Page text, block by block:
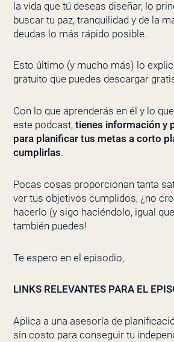
la vida que tú deseas diseñar, lo
buscar tu paz, tranquilidad y de la
deudas lo más rápido posible.
Esto último (y mucho más) lo
gratuito que puedes descargar
Con lo que aprenderás en él y lo
este podcast, tienes información y
para planificar tus metas a corto
cumplirlas.
Pocas cosas proporcionan tanta
ver tus objetivos cumplidos, ¿no
hacerlo (y sigo haciéndolo, igual
también puedes!
Te espero en el episodio,
LINKS RELEVANTES PARA EL
Aplica a una asesoría de
sin costo para conseguir tu